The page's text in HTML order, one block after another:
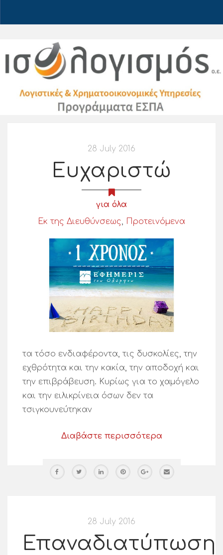
28 July 2016
Ευχαριστώ
για όλα
Εκ της Διευθύνσεως, Προτεινόμενα
τα τόσο ενδιαφέροντα, τις δυσκολίες, την
εχθρότητα και την κακία, την αποδοχή και
την επιβράβευση. Κυρίως για το χαμόγελο
και την ειλικρίνεια όσων δεν τα
τσιγκουνεύτηκαν
Διαβάστε περισσότερα
28 July 2016
Επαναδιατύπωση